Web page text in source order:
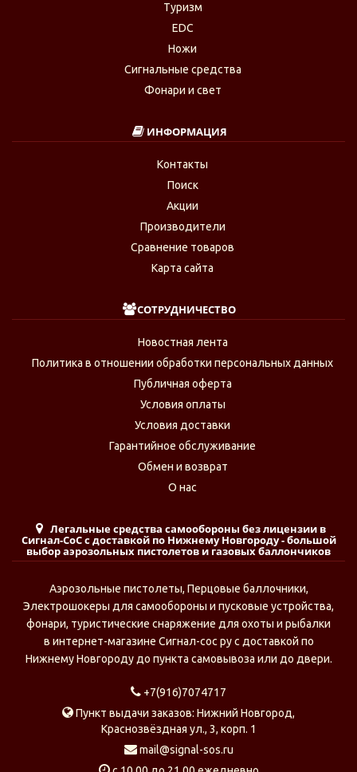
Туризм
EDC
Ножи
Сигнальные средства
Фонари и свет
ИНФОРМАЦИЯ
Контакты
Поиск
Акции
Производители
Сравнение товаров
Карта сайта
СОТРУДНИЧЕСТВО
Новостная лента
Политика в отношении обработки персональных данных
Публичная оферта
Условия оплаты
Условия доставки
Гарантийное обслуживание
Обмен и возврат
О нас
Легальные средства самообороны без лицензии в
Сигнал-СоС с доставкой по Нижнему Новгороду - большой
выбор аэрозольных пистолетов и газовых баллончиков
Аэрозольные пистолеты, Перцовые баллочники,
Электрошокеры для самообороны и пусковые устройства,
фонари, туристические снаряжение для охоты и рыбалки
в интернет-магазине Сигнал-сос ру с доставкой по
Нижнему Новгороду до пункта самовывоза или до двери.
+7(916)7074717
Пункт выдачи заказов: Нижний Новгород,
Краснозвёздная ул., 3, корп. 1
mail@signal-sos.ru